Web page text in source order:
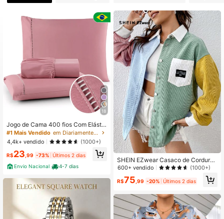
83 Seguidores
4,69 83 Seguidores
83 Seguidores
4,69 83 Seguidores
4,69 83 Seguidores
18
Jogo de Cama 400 fios Com Elástic
o Padrão Hotel Solteiro Casal Quee
n King
#1 Mais Vendido
em Diariamente Conjuntos de lençóis com fronhas
4,4k+ vendido
(1000+)
R$23 ,99 -73% Últimos 2 dias
Envio Nacional
4-7 dias
SHEIN EZwear Casaco de Corduroy
com Blocos de Cor, Ombro Caído e
Remendo de Letra para Outono/Inv
erno
600+ vendido (1000+)
R$75 ,99 -20% Últimos 2 dias